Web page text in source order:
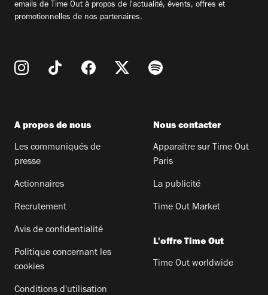
emails de Time Out à propos de l'actualité, évents, offres et
promotionnelles de nos partenaires.
A propos de nous
Les communiqués de
presse
Actionnaires
Recrutement
Avis de confidentialité
Politique concernant les
cookies
Conditions d'utilisation
Nous contacter
Apparaitre sur Time Out
Paris
La publicité
Time Out Market
L'offre Time Out
Time Out worldwide